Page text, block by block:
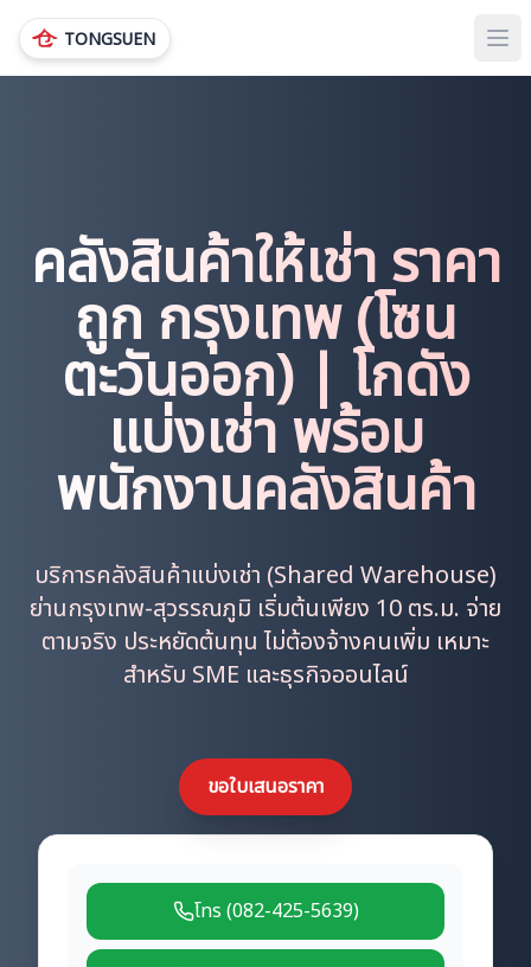
TONGSUEN
คลังสินค้าให้เช่า ราคา
ถูก กรุงเทพ (โซน
ตะวันออก) | โกดัง
แบ่งเช่า พร้อม
พนักงานคลังสินค้า
บริการคลังสินค้าแบ่งเช่า (Shared Warehouse)
ย่านกรุงเทพ-สุวรรณภูมิ เริ่มต้นเพียง 10 ตร.ม. จ่าย
ตามจริง ประหยัดต้นทุน ไม่ต้องจ้างคนเพิ่ม เหมาะ
สำหรับ SME และธุรกิจออนไลน์
ขอใบเสนอราคา
โทร (082-425-5639)